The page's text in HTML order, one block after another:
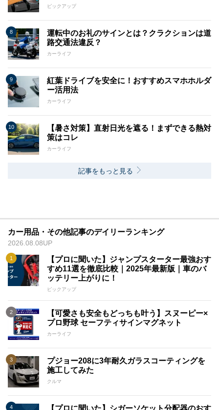
ピックアップ
運転中のお礼のサインとは？クラクションは道
路交通法違反？
カーライフ
紅葉ドライブを安全に！おすすめスマホホルダ
ー活用法
カーライフ
【暑さ対策】直射日光を遮る！まずできる熱対
策はコレ
カーライフ
記事をもっと見る
カー用品・その他記事のデイリーランキング
2026.08.08UP
【プロに聞いた】ジャンプスターター最強おす
すめ11選を徹底比較｜2025年最新版｜車のバ
ッテリー上がりに！
ピックアップ
【可愛さも安全もどっちも叶う】スヌーピー×
プロ野球 セーフティサインマグネット
カーライフ
プジョー208に3年耐久ガラスコーティングを
施工してみた
クルマ